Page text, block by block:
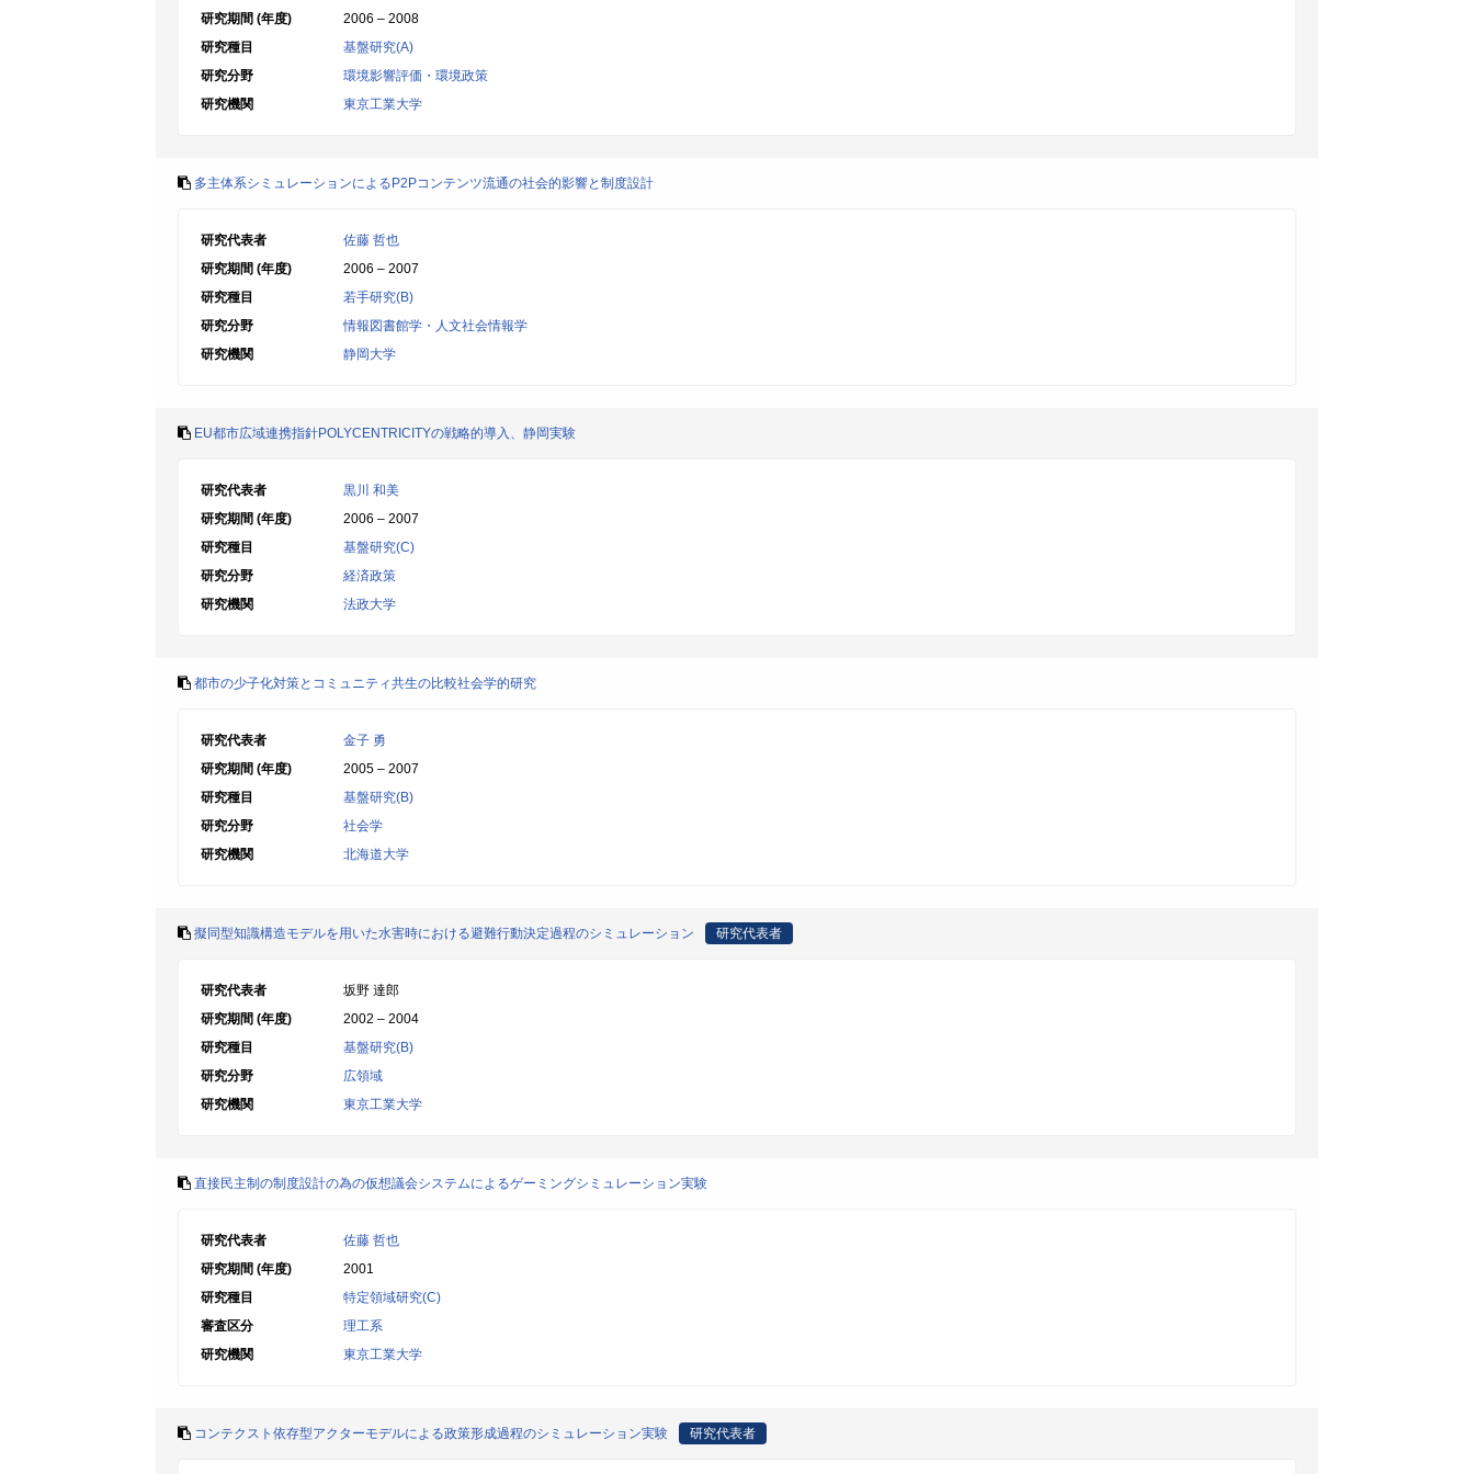
研究期間 (年度)
2006 – 2008
研究種目
基盤研究(A)
研究分野
環境影響評価・環境政策
研究機関
東京工業大学
多主体系シミュレーションによるP2Pコンテンツ流通の社会的影響と制度設計
研究代表者
佐藤 哲也
研究期間 (年度)
2006 – 2007
研究種目
若手研究(B)
研究分野
情報図書館学・人文社会情報学
研究機関
静岡大学
EU都市広域連携指針POLYCENTRICITYの戦略的導入、静岡実験
研究代表者
黒川 和美
研究期間 (年度)
2006 – 2007
研究種目
基盤研究(C)
研究分野
経済政策
研究機関
法政大学
都市の少子化対策とコミュニティ共生の比較社会学的研究
研究代表者
金子 勇
研究期間 (年度)
2005 – 2007
研究種目
基盤研究(B)
研究分野
社会学
研究機関
北海道大学
擬同型知識構造モデルを用いた水害時における避難行動決定過程のシミュレーション 研究代表者
研究代表者
坂野 達郎
研究期間 (年度)
2002 – 2004
研究種目
基盤研究(B)
研究分野
広領域
研究機関
東京工業大学
直接民主制の制度設計の為の仮想議会システムによるゲーミングシミュレーション実験
研究代表者
佐藤 哲也
研究期間 (年度)
2001
研究種目
特定領域研究(C)
審査区分
理工系
研究機関
東京工業大学
コンテクスト依存型アクターモデルによる政策形成過程のシミュレーション実験 研究代表者